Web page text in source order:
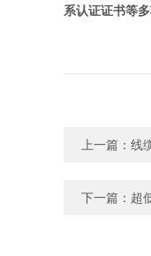
系认证证书等
上一篇： 线
下一篇： 超